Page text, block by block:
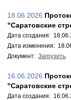
18.06.2026
"Саратовские
Дата создания:
Дата изменения:
Документ: Загрузить
16.06.2026
"Саратовские
Дата создания: